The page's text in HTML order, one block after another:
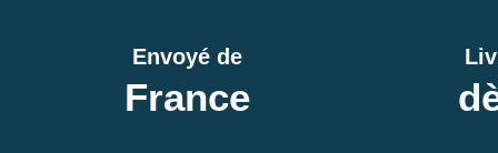
Envoyé de
France